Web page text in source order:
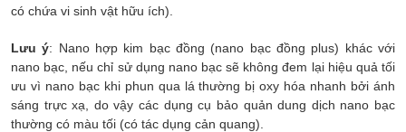
có chứa vi sinh vật hữu ích).
Lưu ý: Nano hợp kim bạc đồng (nano bạc đồng plus) khác với
nano bạc, nếu chỉ sử dụng nano bạc sẽ không đem lại hiệu quả tối
ưu vì nano bạc khi phun qua lá thường bị oxy hóa nhanh bởi ánh
sáng trực xạ, do vậy các dụng cụ bảo quản dung dịch nano bạc
thường có màu tối (có tác dụng cản quang).